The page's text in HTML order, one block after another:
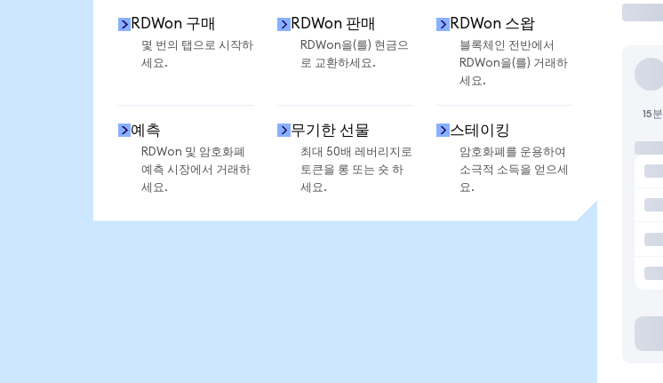
RDWon 구매
몇 번의 탭으로 시작하
세요.
RDWon 판매
RDWon을(를) 현금으
로 교환하세요.
RDWon 스왑
블록체인 전반에서
RDWon을(를) 거래하
세요.
예측
RDWon 및 암호화폐
예측 시장에서 거래하
세요.
무기한 선물
최대 50배 레버리지로
토큰을 롱 또는 숏 하
세요.
스테이킹
암호화폐를 운용하여
소극적 소득을 얻으세
요.
15분